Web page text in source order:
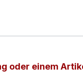
oder einem